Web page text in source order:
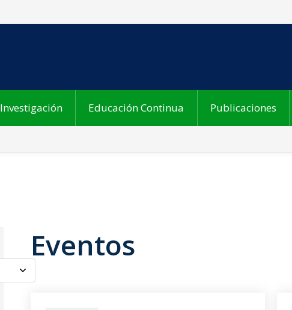
Investigación Educación Continua Publicaciones
Eventos